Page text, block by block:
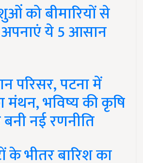
को बीमारियों से
ये 5 आसान
परिसर, पटना में
मंथन, भविष्य की कृषि
नई रणनीति
के भीतर बारिश का